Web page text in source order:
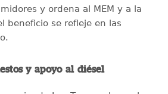
y ordena al MEM y a la
beneficio se refleje en las
y apoyo al diésel